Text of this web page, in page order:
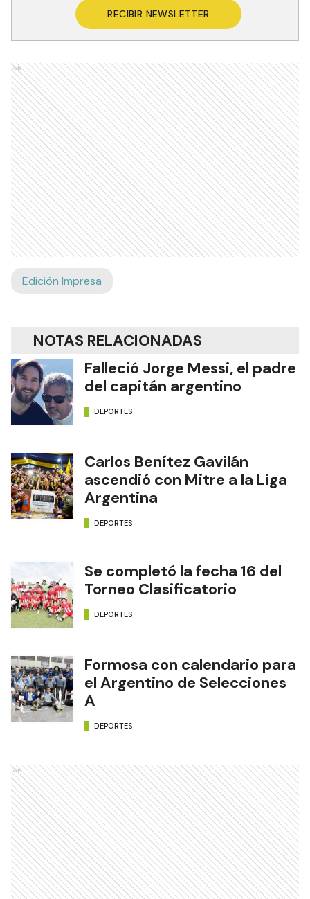
RECIBIR NEWSLETTER
Ads
Edición Impresa
NOTAS RELACIONADAS
Falleció Jorge Messi, el padre
del capitán argentino
DEPORTES
Carlos Benítez Gavilán
ascendió con Mitre a la Liga
Argentina
DEPORTES
Se completó la fecha 16 del
Torneo Clasificatorio
DEPORTES
Formosa con calendario para
el Argentino de Selecciones
A
DEPORTES
Ads